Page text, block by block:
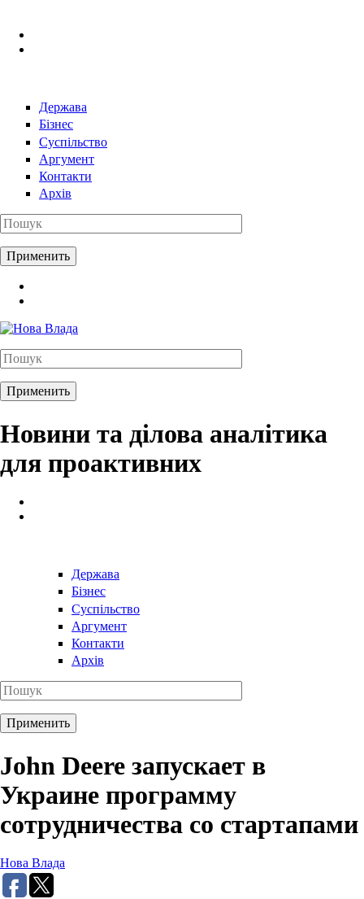
Держава
Бізнес
Суспільство
Аргумент
Контакти
Архів
Новини та ділова аналітика
для проактивних
Держава
Бізнес
Суспільство
Аргумент
Контакти
Архів
John Deere запускает в
Украине программу
сотрудничества со стартапами
Нова Влада